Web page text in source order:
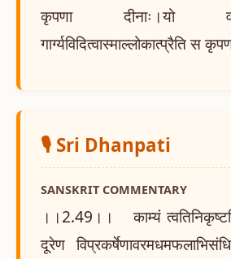
कृपणा दीनाः।यो
गार्ग्यविदित्वास्माल्लोकात्प्रैति स
🎙️ Sri Dhanpati
SANSKRIT COMMENTARY
।।2.49।। काम्यं
दूरेण